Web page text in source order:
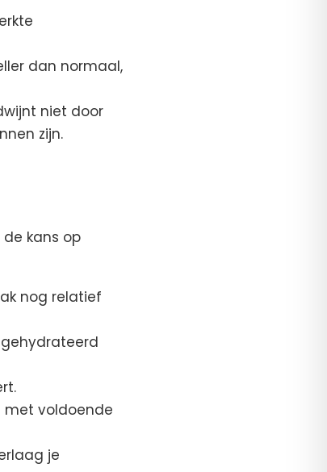
dan normaal,
niet door
zijn.
kans op
nog relatief
met voldoende
je